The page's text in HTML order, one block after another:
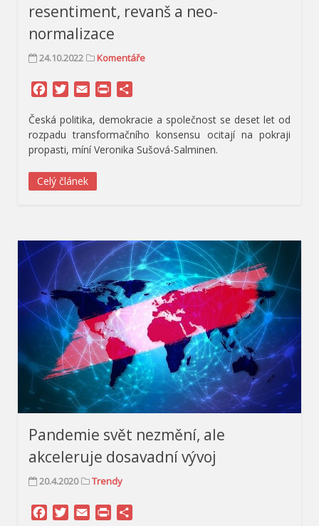
resentiment, revanš a neo-
normalizace
24.10.2022 Komentáře
Facebook
Twitter
Email Print
Česká politika, demokracie a společnost se deset let od
rozpadu transformačního konsensu ocitají na pokraji
propasti, míní Veronika Sušová-Salminen.
Celý článek
Pandemie svět nezmění, ale
akceleruje dosavadní vývoj
20.4.2020 Trendy
Facebook
Twitter
Email Print